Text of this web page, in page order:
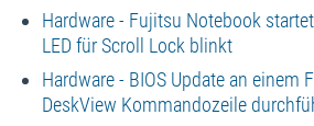
Hardware - Fujitsu Notebook
LED für Scroll Lock blinkt
Hardware - BIOS Update an einem
DeskView Kommandozeile